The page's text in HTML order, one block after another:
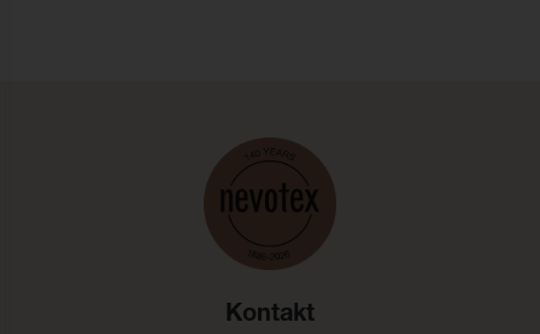
Kontakt